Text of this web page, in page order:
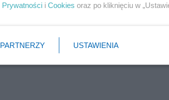
Prywatności i Cookies oraz po kliknięciu w
PARTNERZY USTAWIENIA